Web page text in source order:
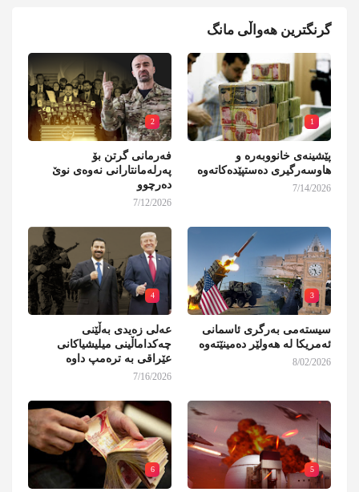
گرنگترین هەواڵی مانگ
1
پێشینەی خانووبەرە و
هاوسەرگیری دەستپێدەکاتەوە
7/14/2026
2
فەرمانی گرتن بۆ
پەرلەمانتارانی نەوەی نوێ
دەرچوو
7/12/2026
3
سیستەمی بەرگری ئاسمانی
ئەمریکا لە هەولێر دەمینێتەوە
8/02/2026
4
عەلی زەیدی بەڵێنی
چەکداماڵینی میلیشیاکانی
عێراقی بە ترەمپ داوە
7/16/2026
5
6